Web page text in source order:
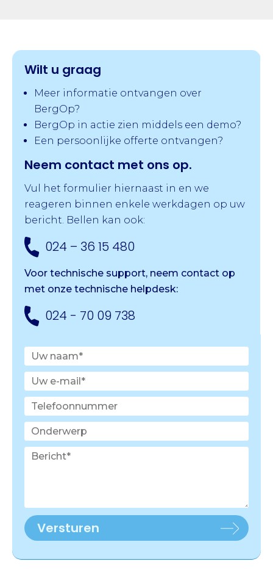
Wilt u graag
Meer informatie ontvangen over
BergOp?
BergOp in actie zien middels een demo?
Een persoonlijke offerte ontvangen?
Neem contact met ons op.
Vul het formulier hiernaast in en we
reageren binnen enkele werkdagen op uw
bericht. Bellen kan ook:
024 – 36 15 480
Voor technische support, neem contact op
met onze technische helpdesk:
024 - 70 09 738
Versturen